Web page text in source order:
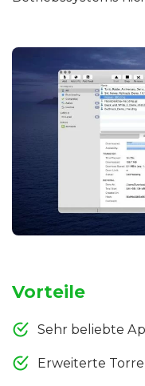
Vorteile
Sehr beliebte
Erweiterte